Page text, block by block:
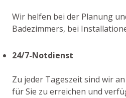
Wir helfen bei der Planung
Badezimmers, bei
24/7-Notdienst
Zu jeder Tageszeit sind wir
für Sie zu erreichen und